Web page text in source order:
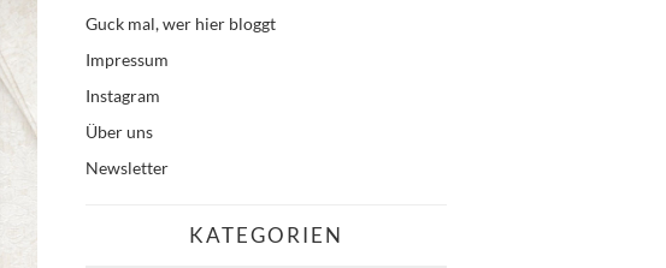
Guck mal, wer hier bloggt
Impressum
Instagram
Über uns
Newsletter
KATEGORIEN